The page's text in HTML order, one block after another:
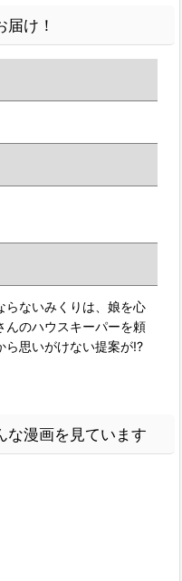
け！
らないみくりは、娘を心
んのハウスキーパーを頼
ら思いがけない提案が!?
な漫画を見ています